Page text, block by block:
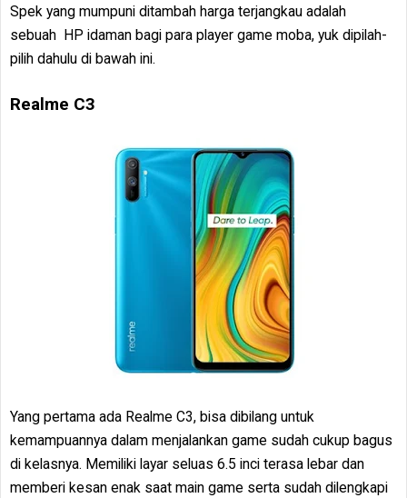
Spek yang mumpuni ditambah harga terjangkau adalah
sebuah HP idaman bagi para player game moba, yuk dipilah-
pilih dahulu di bawah ini.
Realme C3
Yang pertama ada Realme C3, bisa dibilang untuk
kemampuannya dalam menjalankan game sudah cukup bagus
di kelasnya. Memiliki layar seluas 6.5 inci terasa lebar dan
memberi kesan enak saat main game serta sudah dilengkapi